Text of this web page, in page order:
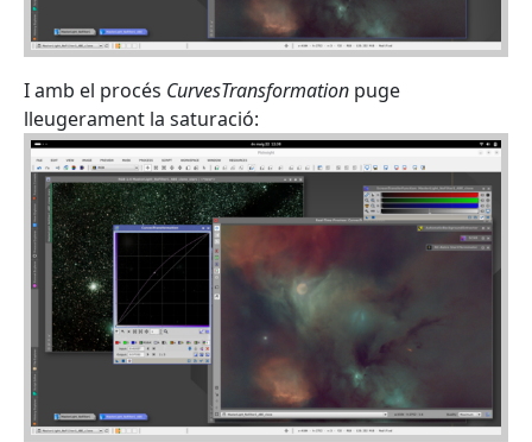
I amb el procés CurvesTransformation puge
lleugerament la saturació: